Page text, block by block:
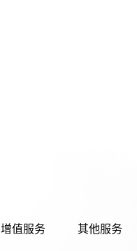
增值服务 其他服务